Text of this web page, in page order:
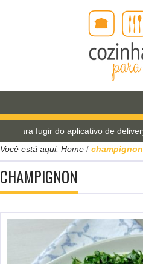
do aplicativo de delivery
Você está aqui: Home / champignon
CHAMPIGNON